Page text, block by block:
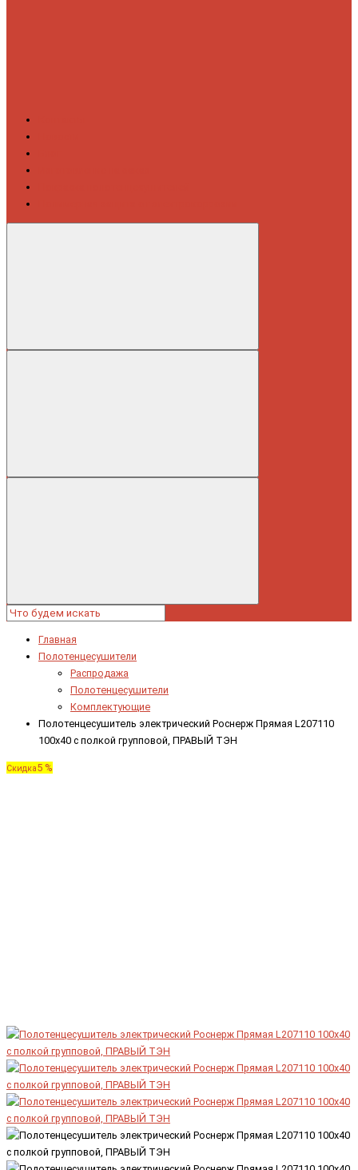
Главная
Полотенцесушители
Распродажа
Полотенцесушители
Комплектующие
Полотенцесушитель электрический Роснерж Прямая L207110
100x40 с полкой групповой, ПРАВЫЙ ТЭН
Скидка5 %